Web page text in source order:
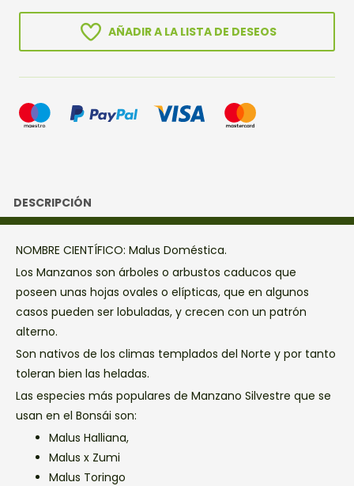
AÑADIR A LA LISTA DE DESEOS
DESCRIPCIÓN
NOMBRE CIENTÍFICO: Malus Doméstica.
Los Manzanos son árboles o arbustos caducos que
poseen unas hojas ovales o elípticas, que en algunos
casos pueden ser lobuladas, y crecen con un patrón
alterno.
Son nativos de los climas templados del Norte y por tanto
toleran bien las heladas.
Las especies más populares de Manzano Silvestre que se
usan en el Bonsái son:
Malus Halliana,
Malus x Zumi
Malus Toringo